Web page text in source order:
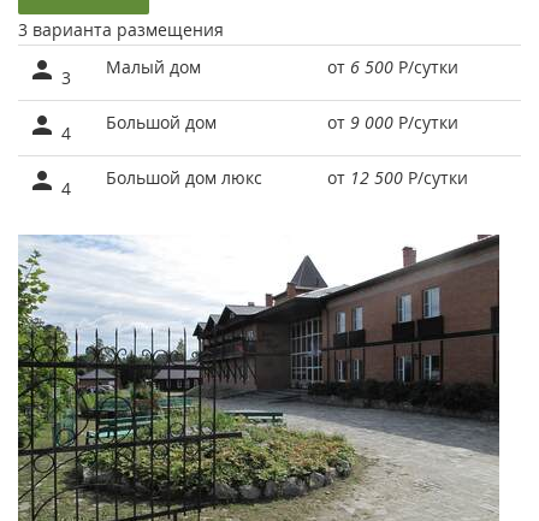
3 варианта размещения
3 Малый дом от 6 500 Р/сутки
4 Большой дом от 9 000 Р/сутки
4 Большой дом люкс от 12 500 Р/сутки